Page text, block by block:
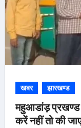
खबर झारखण्ड
महुआडांड़ प्रखण्ड
करें नहीं तो की